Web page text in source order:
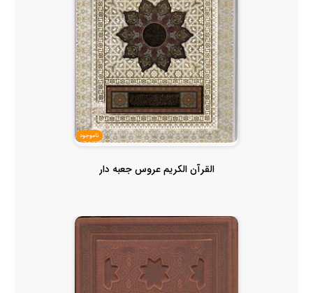
ناموجود
القرآن الکریم عروس جعبه دار